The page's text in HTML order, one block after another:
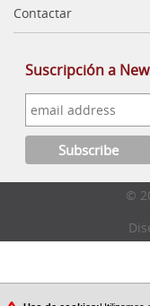
Contactar
Suscripción a
©